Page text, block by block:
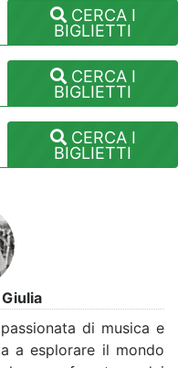
CERCA I
BIGLIETTI
CERCA I
BIGLIETTI
CERCA I
BIGLIETTI
Giulia
di musica e
a esplorare il mondo